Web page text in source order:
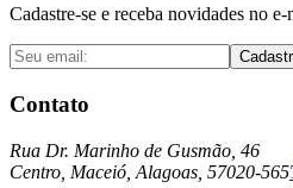
Cadastre-se e receba novidades no e-
Contato
Rua Dr. Marinho de Gusmão, 46
Centro, Maceió, Alagoas, 57020-565